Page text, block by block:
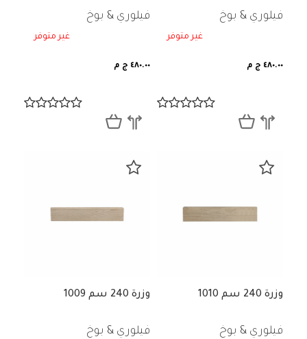
فيلوري & بوخ
غير متوفر
٤٨٠.٠٠ ج م
فيلوري & بوخ
غير متوفر
٤٨٠.٠٠ ج م
وزرة 240 سم 1010
فيلوري & بوخ
وزرة 240 سم 1009
فيلوري & بوخ